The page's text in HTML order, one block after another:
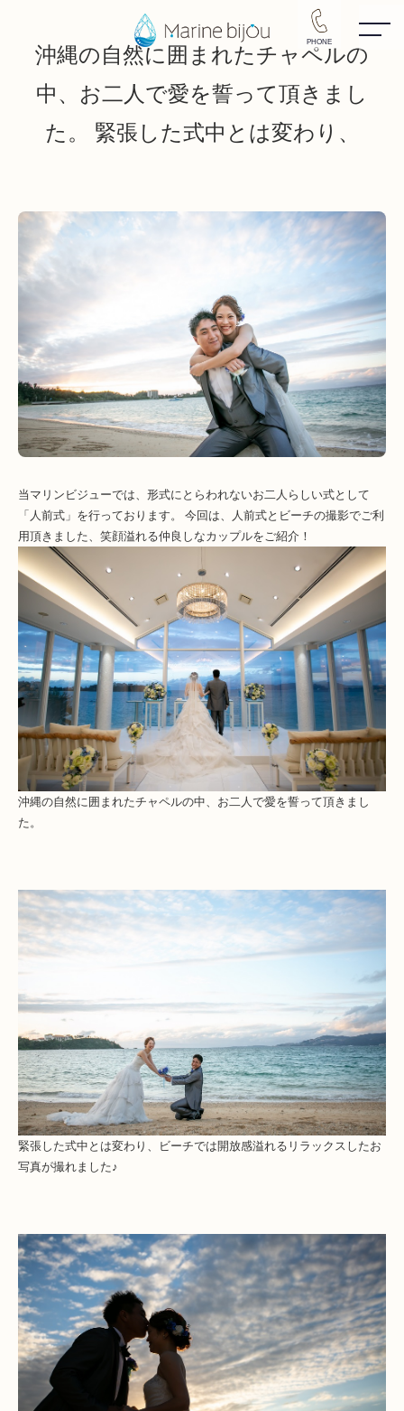
PHONE
沖縄の自然に囲まれたチャペルの
中、お二人で愛を誓って頂きまし
た。 緊張した式中とは変わり、
当マリンビジューでは、形式にとらわれないお二人らしい式として
「人前式」を行っております。 今回は、人前式とビーチの撮影でご利
用頂きました、笑顔溢れる仲良しなカップルをご紹介！
沖縄の自然に囲まれたチャペルの中、お二人で愛を誓って頂きまし
た。
緊張した式中とは変わり、ビーチでは開放感溢れるリラックスしたお
写真が撮れました♪